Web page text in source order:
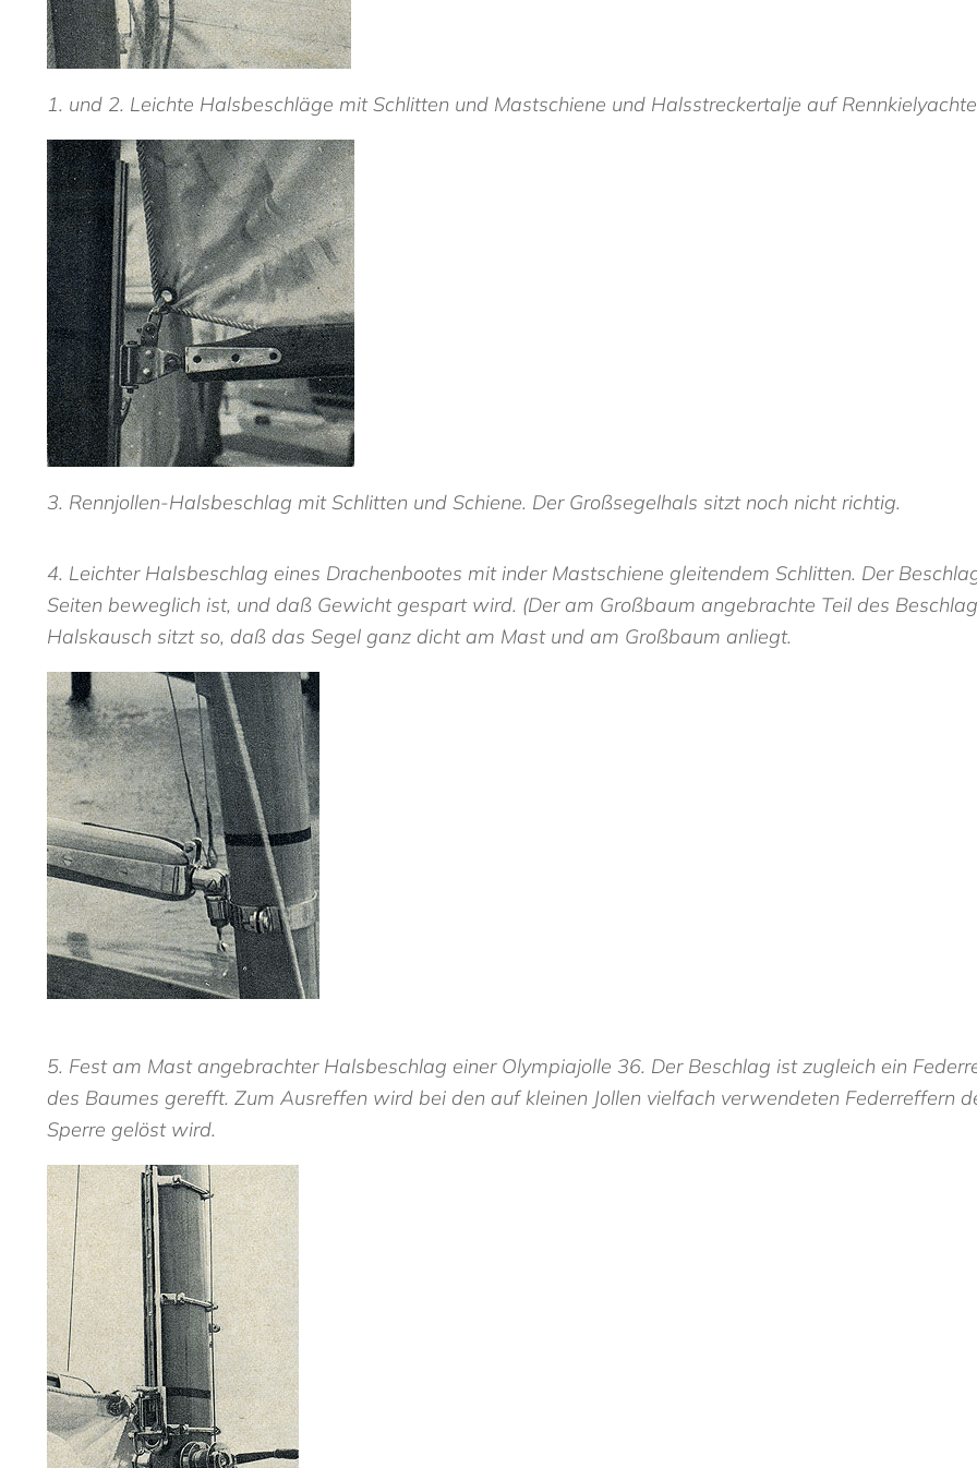
1. und 2. Leichte Halsbeschläge mit Schlitten und Mastschiene und Halsstreckertalje auf
3. Rennjollen-Halsbeschlag mit Schlitten und Schiene. Der Großsegelhals sitzt noch nicht richtig.
4. Leichter Halsbeschlag eines Drachenbootes mit inder Mastschiene gleitendem Schlitten. Der
Seiten beweglich ist, und daß Gewicht gespart wird. (Der am Großbaum angebrachte Teil des
Halskausch sitzt so, daß das Segel ganz dicht am Mast und am Großbaum anliegt.
5. Fest am Mast angebrachter Halsbeschlag einer Olympiajolle 36. Der Beschlag ist zugleich ein
des Baumes gerefft. Zum Ausreffen wird bei den auf kleinen Jollen vielfach verwendeten Federreffern
Sperre gelöst wird.